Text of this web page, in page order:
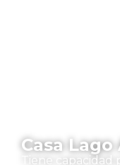
Casa
Tiene capacidad